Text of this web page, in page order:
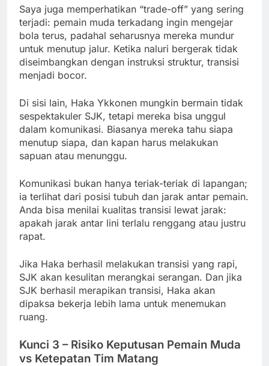
Saya juga memperhatikan “trade-off” yang sering
terjadi: pemain muda terkadang ingin mengejar
bola terus, padahal seharusnya mereka mundur
untuk menutup jalur. Ketika naluri bergerak tidak
diseimbangkan dengan instruksi struktur, transisi
menjadi bocor.
Di sisi lain, Haka Ykkonen mungkin bermain tidak
sespektakuler SJK, tetapi mereka bisa unggul
dalam komunikasi. Biasanya mereka tahu siapa
menutup siapa, dan kapan harus melakukan
sapuan atau menunggu.
Komunikasi bukan hanya teriak-teriak di lapangan;
ia terlihat dari posisi tubuh dan jarak antar pemain.
Anda bisa menilai kualitas transisi lewat jarak:
apakah jarak antar lini terlalu renggang atau justru
rapat.
Jika Haka berhasil melakukan transisi yang rapi,
SJK akan kesulitan merangkai serangan. Dan jika
SJK berhasil merapikan transisi, Haka akan
dipaksa bekerja lebih lama untuk menemukan
ruang.
Kunci 3 – Risiko Keputusan Pemain Muda
vs Ketepatan Tim Matang